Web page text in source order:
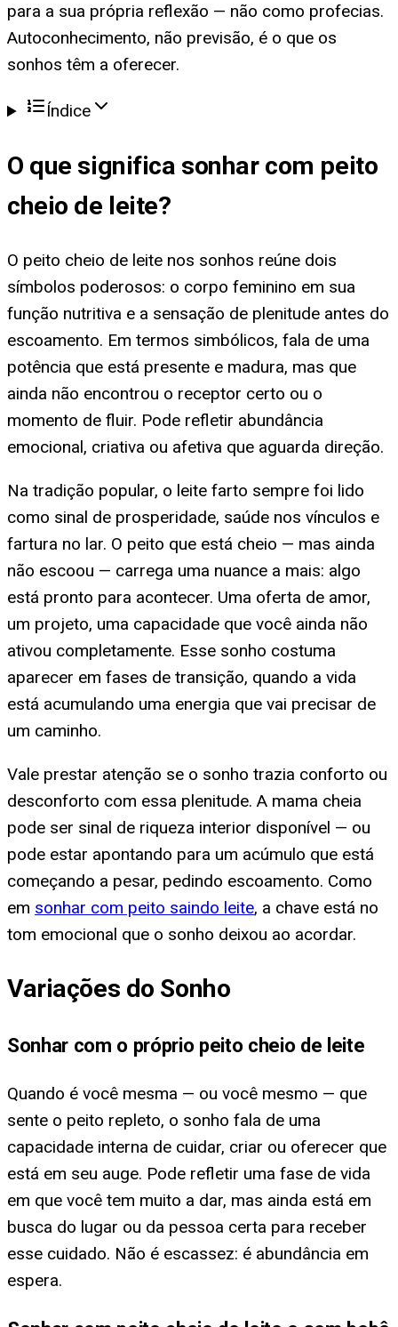
para a sua própria reflexão — não como profecias.
Autoconhecimento, não previsão, é o que os
sonhos têm a oferecer.
Índice
O que significa sonhar com peito
cheio de leite?
O peito cheio de leite nos sonhos reúne dois
símbolos poderosos: o corpo feminino em sua
função nutritiva e a sensação de plenitude antes do
escoamento. Em termos simbólicos, fala de uma
potência que está presente e madura, mas que
ainda não encontrou o receptor certo ou o
momento de fluir. Pode refletir abundância
emocional, criativa ou afetiva que aguarda direção.
Na tradição popular, o leite farto sempre foi lido
como sinal de prosperidade, saúde nos vínculos e
fartura no lar. O peito que está cheio — mas ainda
não escoou — carrega uma nuance a mais: algo
está pronto para acontecer. Uma oferta de amor,
um projeto, uma capacidade que você ainda não
ativou completamente. Esse sonho costuma
aparecer em fases de transição, quando a vida
está acumulando uma energia que vai precisar de
um caminho.
Vale prestar atenção se o sonho trazia conforto ou
desconforto com essa plenitude. A mama cheia
pode ser sinal de riqueza interior disponível — ou
pode estar apontando para um acúmulo que está
começando a pesar, pedindo escoamento. Como
em sonhar com peito saindo leite, a chave está no
tom emocional que o sonho deixou ao acordar.
Variações do Sonho
Sonhar com o próprio peito cheio de leite
Quando é você mesma — ou você mesmo — que
sente o peito repleto, o sonho fala de uma
capacidade interna de cuidar, criar ou oferecer que
está em seu auge. Pode refletir uma fase de vida
em que você tem muito a dar, mas ainda está em
busca do lugar ou da pessoa certa para receber
esse cuidado. Não é escassez: é abundância em
espera.